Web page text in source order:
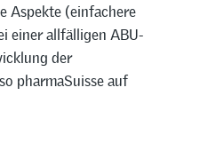
Aspekte (einfachere
einer allfälligen ABU-
der
pharmaSuisse auf